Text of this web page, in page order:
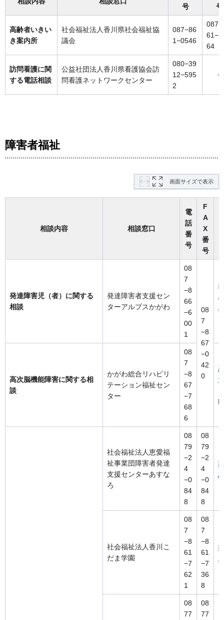
号 号
高齢者いきい
き案内所
社会福祉法人香川県社会福祉協
議会
087−86
1−0546
087−
61−
64
訪問看護に関
する電話相談
公益社団法人香川県看護協会訪
問看護ネットワークセンター
080−39
12−595
2
−
障害者福祉
画面サイズで表示
相談内容 相談窓口
電
話
番
号
F
A
X
番
号
発達障害児（者）に関する
相談
発達障害者支援セン
ターアルプスかがわ
08
7
−8
66
−6
00
1
08
7
−8
67
−0
42
0
高次脳機能障害に関する相
談
かがわ総合リハビリ
テーション福祉セン
ター
08
7
−8
67
−7
68
6
社会福祉法人恵愛福
祉事業団障害者発達
支援センターあすな
ろ
08
79
−2
4
−0
84
8
08
79
−2
4
−0
84
8
社会福祉法人香川こ
だま学園
08
7
−8
61
−7
62
1
08
7
−8
61
−7
36
8
08
77
08
77